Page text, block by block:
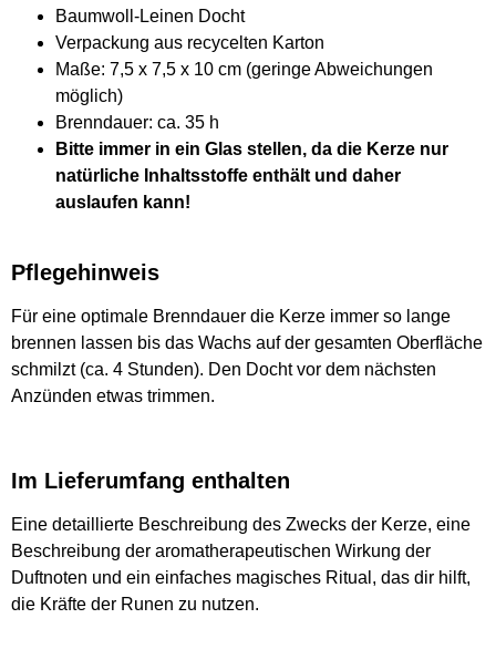
Baumwoll-Leinen Docht
Verpackung aus recycelten Karton
Maße: 7,5 x 7,5 x 10 cm (geringe Abweichungen
möglich)
Brenndauer: ca. 35 h
Bitte immer in ein Glas stellen, da die Kerze nur
natürliche Inhaltsstoffe enthält und daher
auslaufen kann!
Pflegehinweis
Für eine optimale Brenndauer die Kerze immer so lange
brennen lassen bis das Wachs auf der gesamten Oberfläche
schmilzt (ca. 4 Stunden). Den Docht vor dem nächsten
Anzünden etwas trimmen.
Im Lieferumfang enthalten
Eine detaillierte Beschreibung des Zwecks der Kerze, eine
Beschreibung der aromatherapeutischen Wirkung der
Duftnoten und ein einfaches magisches Ritual, das dir hilft,
die Kräfte der Runen zu nutzen.